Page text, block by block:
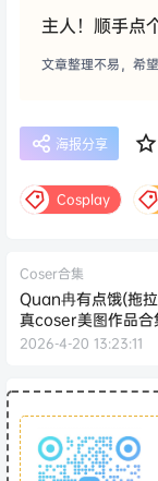
主人！顺手点
文章整理不易，希
海报分享
Cosplay
Coser合集
Quan冉有点饿(拖拉
真coser美图作品合
续更新
2026-4-20 13:23:11